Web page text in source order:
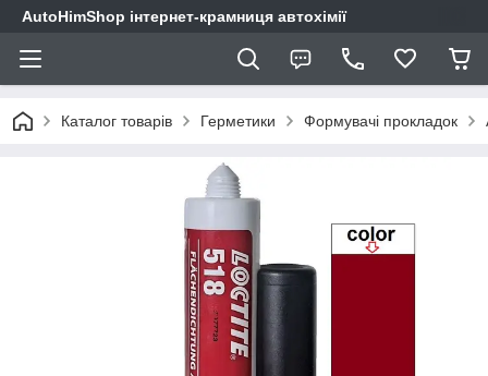
AutoHimShop інтернет-крамниця автохімії
Каталог товарів Герметики Формувачі прокладок